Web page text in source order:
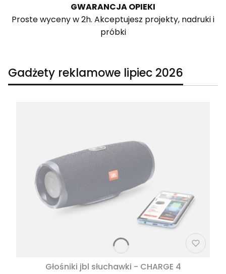
GWARANCJA OPIEKI
Proste wyceny w 2h. Akceptujesz projekty, nadruki i
próbki
Gadżety reklamowe lipiec 2026
Głośniki jbl słuchawki - CHARGE 4